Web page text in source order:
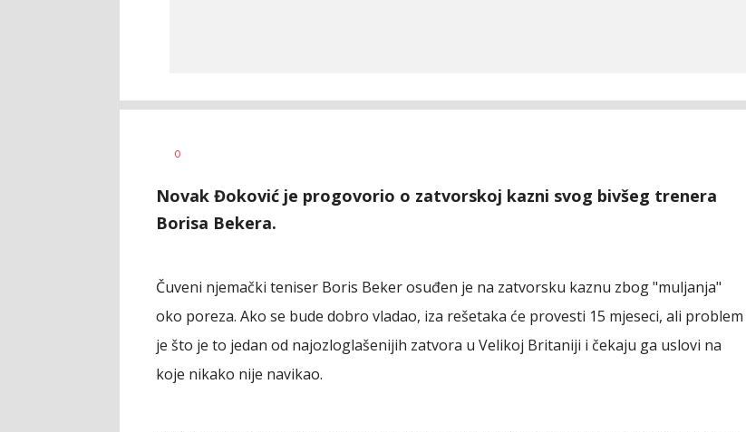
AUTOR
0
Novak Đoković je progovorio o zatvorskoj kazni svog bivšeg trenera
Borisa Bekera.
Čuveni njemački teniser Boris Beker osuđen je na zatvorsku kaznu zbog "muljanja"
oko poreza. Ako se bude dobro vladao, iza rešetaka će provesti 15 mjeseci, ali problem
je što je to jedan od najozloglašenijih zatvora u Velikoj Britaniji i čekaju ga uslovi na
koje nikako nije navikao.